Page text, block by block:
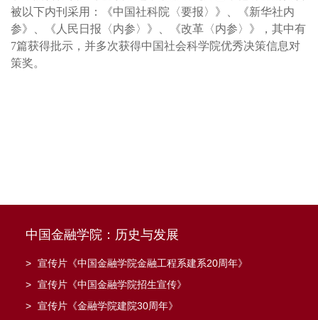
被以下内刊采用：《中国社科院〈要报〉》、《新华社内
参》、《人民日报〈内参〉》、《改革〈内参〉》，其中有
7篇获得批示，并多次获得中国社会科学院优秀决策信息对
策奖。
中国金融学院：历史与发展
> 宣传片《中国金融学院金融工程系建系20周年》
> 宣传片《中国金融学院招生宣传》
> 宣传片《金融学院建院30周年》